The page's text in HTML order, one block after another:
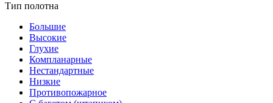
Тип полотна
Большие
Высокие
Глухие
Компланарные
Нестандартные
Низкие
Противопожарное